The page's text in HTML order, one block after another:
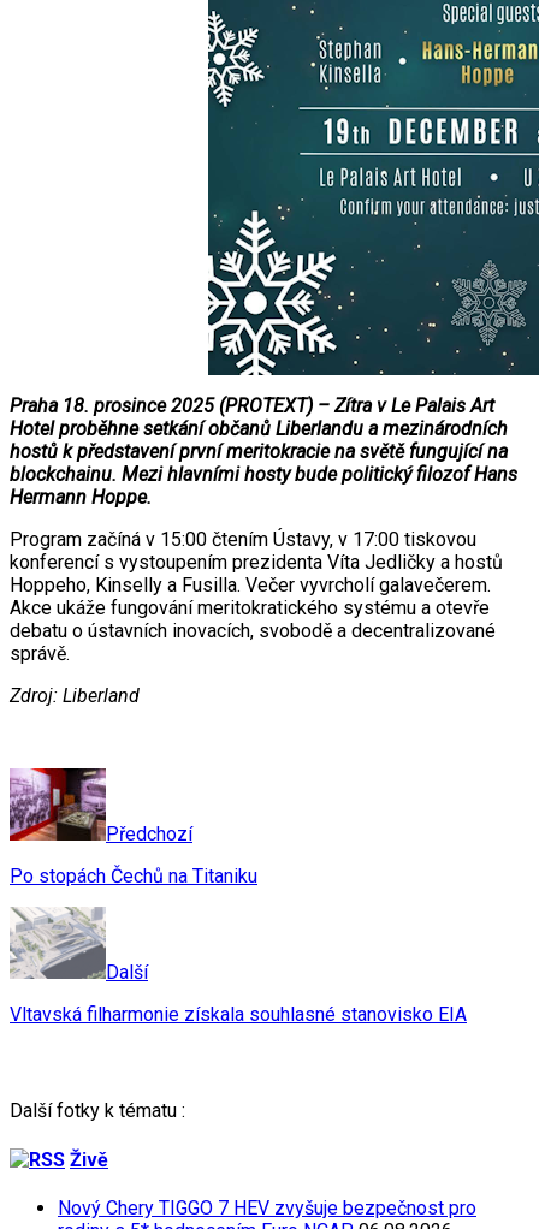
Praha 18. prosince 2025 (PROTEXT) – Zítra v Le Palais Art
Hotel proběhne setkání občanů Liberlandu a mezinárodních
hostů k představení první meritokracie na světě fungující na
blockchainu. Mezi hlavními hosty bude politický filozof Hans
Hermann Hoppe.
Program začíná v 15:00 čtením Ústavy, v 17:00 tiskovou
konferencí s vystoupením prezidenta Víta Jedličky a hostů
Hoppeho, Kinselly a Fusilla. Večer vyvrcholí galavečerem.
Akce ukáže fungování meritokratického systému a otevře
debatu o ústavních inovacích, svobodě a decentralizované
správě.
Zdroj: Liberland
Předchozí
Po stopách Čechů na Titaniku
Další
Vltavská filharmonie získala souhlasné stanovisko EIA
Další fotky k tématu :
Živě
Nový Chery TIGGO 7 HEV zvyšuje bezpečnost pro